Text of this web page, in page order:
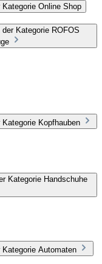
Online Shop
Kategorie ROFOS
Kopfhauben
Kategorie Handschuhe
Automaten